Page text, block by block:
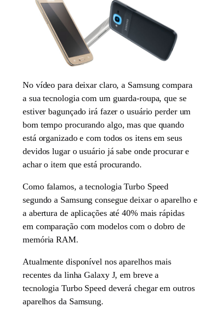
No vídeo para deixar claro, a Samsung compara
a sua tecnologia com um guarda-roupa, que se
estiver bagunçado irá fazer o usuário perder um
bom tempo procurando algo, mas que quando
está organizado e com todos os itens em seus
devidos lugar o usuário já sabe onde procurar e
achar o item que está procurando.
Como falamos, a tecnologia Turbo Speed
segundo a Samsung consegue deixar o aparelho e
a abertura de aplicações até 40% mais rápidas
em comparação com modelos com o dobro de
memória RAM.
Atualmente disponível nos aparelhos mais
recentes da linha Galaxy J, em breve a
tecnologia Turbo Speed deverá chegar em outros
aparelhos da Samsung.